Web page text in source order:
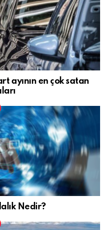
ayının en çok satan
Nedir?